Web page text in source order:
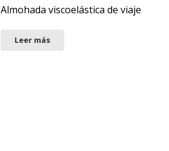
Almohada viscoelástica de viaje
Leer más